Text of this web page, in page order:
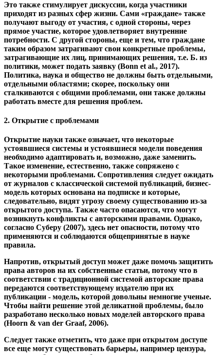
от журналов с классической системой публикаций, бизнес-
модель которых основана на подписке и которые,
следовательно, видят угрозу своему существованию из-за
открытого доступа. Также часто опасаются, что могут
возникнуть конфликты с авторскими правами. Однако,
согласно Суберу (2007), здесь нет опасности, потому что
применяются и соблюдаются общепринятые в науке
правила.
Напротив, открытый доступ может даже помочь защитить
права авторов на их собственные статьи, потому что в
соответствии с традиционной системой авторские права
передаются соответствующему издателю при их
публикации - модель, которой довольны немногие ученые.
Чтобы найти решение этой деликатной проблемы, было
(Hoorn & van der Graaf, 2006).
Следует также отметить, что даже при открытом доступе
все еще могут существовать барьеры, например цензура,
языковые барьеры, проблемы «доступности» или даже
отсутствие доступа в Интернет (Suber, 2007). Этот факт
ясно показывает, что открытый доступ сам по себе не
может преодолеть все существующие препятствия, а
является лишь одним из способов борьбы с наукой в век
информации. «Хорошие практики» также были
разработаны для помощи в этой области, которые
предназначены для обеспечения правильного
использования открытого доступа (см., Например,
открытого доступа - Гарвардский проект открытого
доступа, 2020»).
Есть также проблемы в области гражданской науки. В
принципе, здесь могут возникнуть те же проблемы, что и
при традиционных исследованиях. Правильная обработка
научных данных требует сложного обучения, и в случае
гражданских ученых качество полученных данных может
подготовки. Поэтому для того, чтобы свести случайную
ошибку к минимуму, важно принять соответствующие